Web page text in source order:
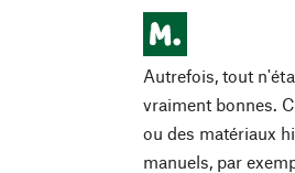
Autrefois, tout
vraiment bonnes.
ou des matériaux
manuels, par